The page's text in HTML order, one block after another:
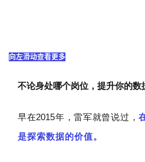
向左滑动查看更多
不论身处哪个岗位，提升你的数
早在2015年，雷军就曾说过，
是探索数据的价值。